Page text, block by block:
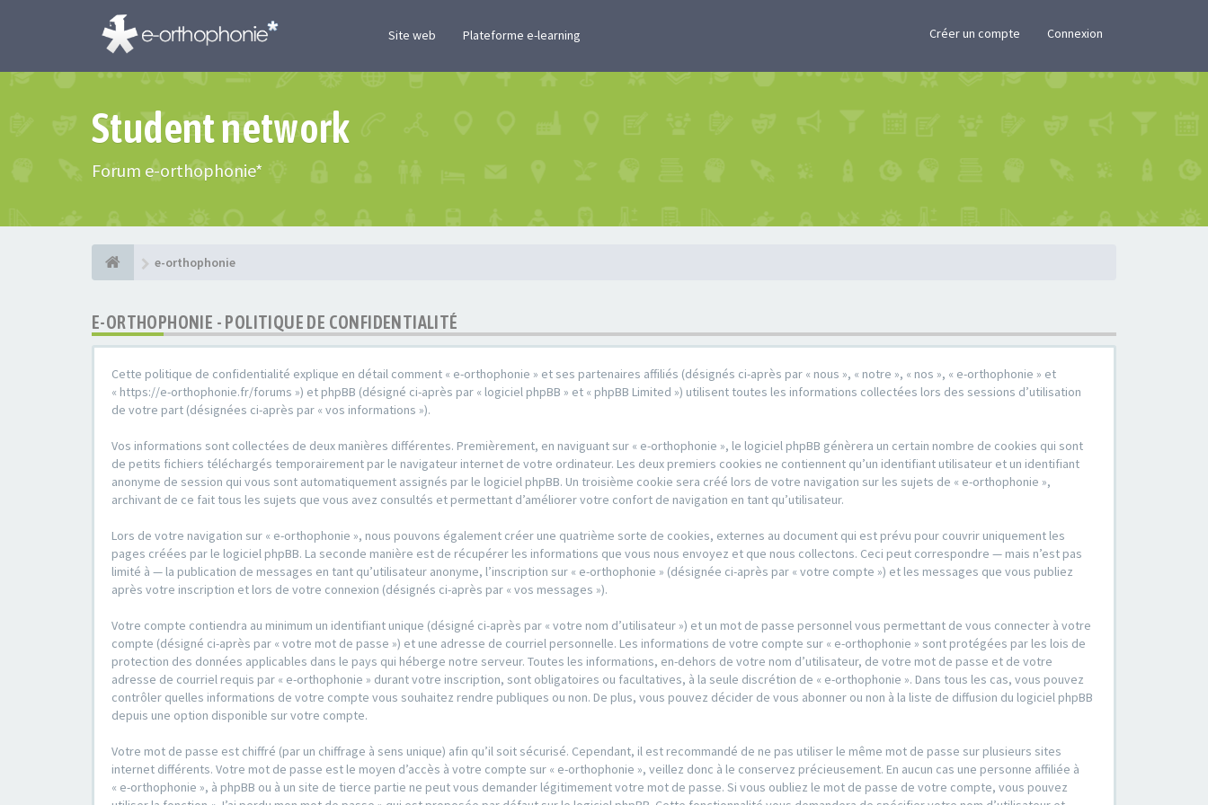
Site web Plateforme e-learning Créer un compte Connexion
Student network
Forum e-orthophonie*
e-orthophonie
E-ORTHOPHONIE - POLITIQUE DE CONFIDENTIALITÉ
Cette politique de confidentialité explique en détail comment « e-orthophonie » et ses partenaires affiliés (désignés ci-après par « nous », « notre », « nos », « e-orthophonie » et
« https://e-orthophonie.fr/forums ») et phpBB (désigné ci-après par « logiciel phpBB » et « phpBB Limited ») utilisent toutes les informations collectées lors des sessions d’utilisation
de votre part (désignées ci-après par « vos informations »).
Vos informations sont collectées de deux manières différentes. Premièrement, en naviguant sur « e-orthophonie », le logiciel phpBB génèrera un certain nombre de cookies qui sont
de petits fichiers téléchargés temporairement par le navigateur internet de votre ordinateur. Les deux premiers cookies ne contiennent qu’un identifiant utilisateur et un identifiant
anonyme de session qui vous sont automatiquement assignés par le logiciel phpBB. Un troisième cookie sera créé lors de votre navigation sur les sujets de « e-orthophonie »,
archivant de ce fait tous les sujets que vous avez consultés et permettant d’améliorer votre confort de navigation en tant qu’utilisateur.
Lors de votre navigation sur « e-orthophonie », nous pouvons également créer une quatrième sorte de cookies, externes au document qui est prévu pour couvrir uniquement les
pages créées par le logiciel phpBB. La seconde manière est de récupérer les informations que vous nous envoyez et que nous collectons. Ceci peut correspondre — mais n’est pas
limité à — la publication de messages en tant qu’utilisateur anonyme, l’inscription sur « e-orthophonie » (désignée ci-après par « votre compte ») et les messages que vous publiez
après votre inscription et lors de votre connexion (désignés ci-après par « vos messages »).
Votre compte contiendra au minimum un identifiant unique (désigné ci-après par « votre nom d’utilisateur ») et un mot de passe personnel vous permettant de vous connecter à votre
compte (désigné ci-après par « votre mot de passe ») et une adresse de courriel personnelle. Les informations de votre compte sur « e-orthophonie » sont protégées par les lois de
protection des données applicables dans le pays qui héberge notre serveur. Toutes les informations, en-dehors de votre nom d’utilisateur, de votre mot de passe et de votre
adresse de courriel requis par « e-orthophonie » durant votre inscription, sont obligatoires ou facultatives, à la seule discrétion de « e-orthophonie ». Dans tous les cas, vous pouvez
contrôler quelles informations de votre compte vous souhaitez rendre publiques ou non. De plus, vous pouvez décider de vous abonner ou non à la liste de diffusion du logiciel phpBB
depuis une option disponible sur votre compte.
Votre mot de passe est chiffré (par un chiffrage à sens unique) afin qu’il soit sécurisé. Cependant, il est recommandé de ne pas utiliser le même mot de passe sur plusieurs sites
internet différents. Votre mot de passe est le moyen d’accès à votre compte sur « e-orthophonie », veillez donc à le conservez précieusement. En aucun cas une personne affiliée à
« e-orthophonie », à phpBB ou à un site de tierce partie ne peut vous demander légitimement votre mot de passe. Si vous oubliez le mot de passe de votre compte, vous pouvez